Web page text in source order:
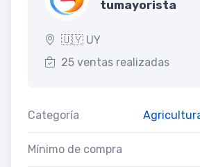
tumayorista
🇺🇾 UY
25 ventas realizadas
Categoría
Mínimo de compra